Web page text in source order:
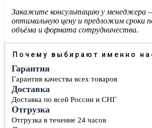
Закажите консультацию у менеджера
оптимальную цену и предложим сроки
объёма и формата сотрудничества.
Почему выбирают именно
Гарантия
Гарантия качества всех товаров
Доставка
Доставка по всей России и СНГ
Отгрузка
Отгрузка в течение 24 часов